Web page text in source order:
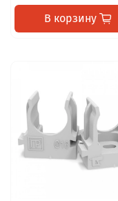
В корзину